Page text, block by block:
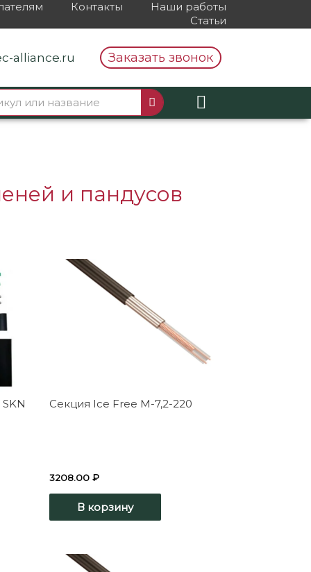
Контакты
Наши работы
Статьи
alliance.ru Заказать звонок
и пандусов
Секция Ice Free М-7,2-220
3208.00 ₽
В корзину